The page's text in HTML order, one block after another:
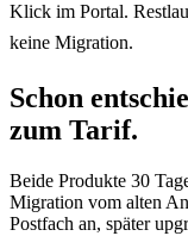
Klick im Portal.
keine Migration.
Schon
zum Tarif.
Beide Produkte 30
Migration vom alten
Postfach an, später